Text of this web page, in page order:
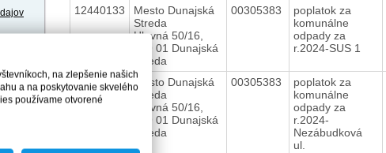
12440133
Mesto Dunajská
Streda
Hlavná 50/16,
929 01 Dunajská
Streda
00305383
poplatok za
komunálne
odpady za
r.2024-SUS 1
12440132
Mesto Dunajská
Streda
Hlavná 50/16,
929 01 Dunajská
Streda
00305383
poplatok za
komunálne
odpady za
r.2024-
Nezábudková
ul.
na zlepšenie našich
a na poskytovanie skvelého
používame otvorené